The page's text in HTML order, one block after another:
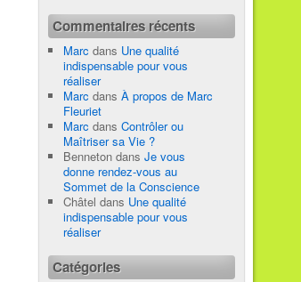
Commentaires récents
Marc dans Une qualité
indispensable pour vous
réaliser
Marc dans À propos de Marc
Fleuriet
Marc dans Contrôler ou
Maîtriser sa Vie ?
Bennetondans Je vous
donne rendez-vous au
Sommet de la Conscience
Châtel dans Une qualité
indispensable pour vous
réaliser
Catégories